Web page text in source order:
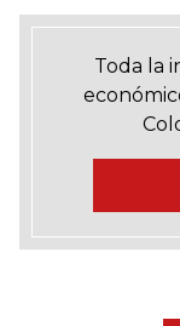
Toda la